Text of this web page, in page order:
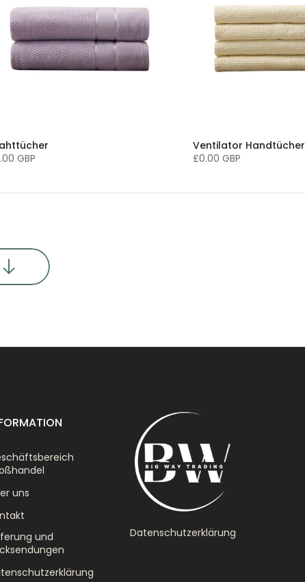
GBP
Ventilator Handtücher
£0.00 GBP
uns
und
Datenschutzerklärung